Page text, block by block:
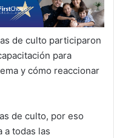
de culto participaron
para
y cómo reaccionar
de culto, por eso
a todas las